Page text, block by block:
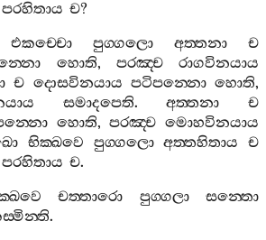
පරහිතාය ච?
එකච‍්චො පුග‍්ගලො අත‍්තනා
ච
හොති, පරඤ‍්ච
රාගවිනයාය
ච දොසවිනයාය පටිපන‍්නො හොති,
සමාදපෙති.අත‍්තනා
ච
හොති,පරඤ‍්ච මොහවිනයාය
භික‍්ඛවෙ පුග‍්ගලො අත‍්තහිතාය
ච
පරහිතාය ච.
චත‍්තාරො පුග‍්ගලා
සන‍්තො
.